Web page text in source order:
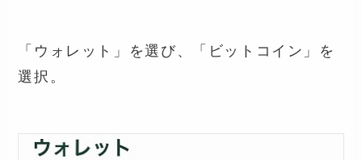
「ウォレット」を選び、「ビットコイン」を
選択。